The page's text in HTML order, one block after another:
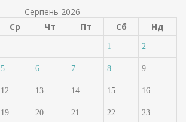
Серпень 2026
Ср Чт Пт Сб Нд
1 2
5 6 7 8 9
12 13 14 15 16
19 20 21 22 23